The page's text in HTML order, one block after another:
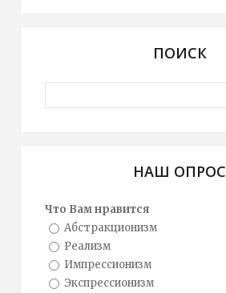
ПОИСК
НАШ ОПРОС
Что Вам нравится
Абстракционизм
Реализм
Импрессионизм
Экспрессионизм